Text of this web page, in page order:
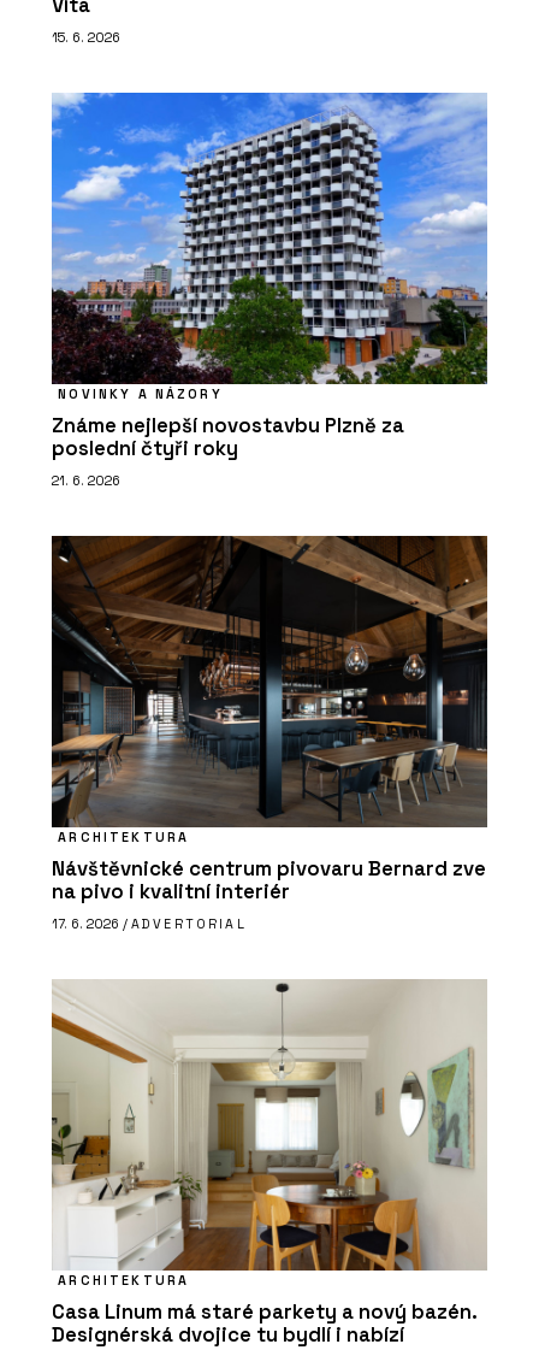
Víta
15. 6. 2026
NOVINKY A NÁZORY
Známe nejlepší novostavbu Plzně za
poslední čtyři roky
21. 6. 2026
ARCHITEKTURA
Návštěvnické centrum pivovaru Bernard zve
na pivo i kvalitní interiér
17. 6. 2026 / ADVERTORIAL
ARCHITEKTURA
Casa Linum má staré parkety a nový bazén.
Designérská dvojice tu bydlí i nabízí